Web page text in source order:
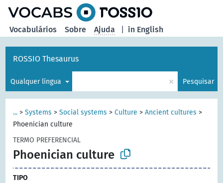
in English
Vocabulários Sobre Ajuda
ROSSIO Thesaurus
Qualquer língua × Pesquisar
... >Systems >Social systems >Culture >Ancient cultures >
Phoenician culture
TERMO PREFERENCIAL
Phoenician culture
TIPO